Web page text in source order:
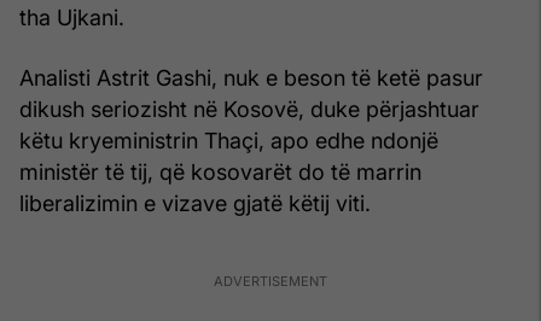
tha Ujkani.
Analisti Astrit Gashi, nuk e beson të ketë pasur
dikush seriozisht në Kosovë, duke përjashtuar
këtu kryeministrin Thaçi, apo edhe ndonjë
ministër të tij, që kosovarët do të marrin
liberalizimin e vizave gjatë këtij viti.